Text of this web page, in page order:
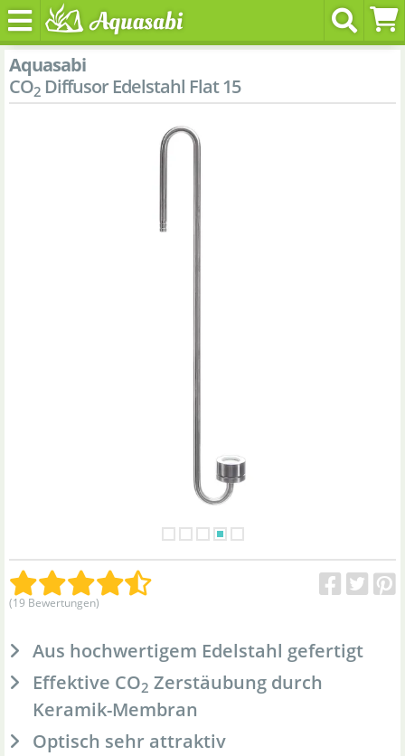
Aquasabi
CO2 Diffusor Edelstahl Flat 15
(19 Bewertungen)
Aus hochwertigem Edelstahl gefertigt
Effektive CO2 Zerstäubung durch
Keramik-Membran
Optisch sehr attraktiv